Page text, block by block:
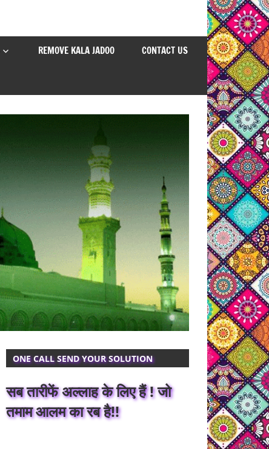
REMOVE KALA JADOO CONTACT US
ONE CALL SEND YOUR SOLUTION
सब तारीफें अल्लाह के लिए हैं ! जो
तमाम आलम का रब है!!